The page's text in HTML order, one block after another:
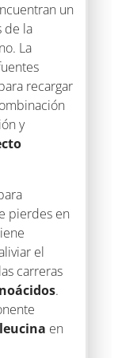
un
de la
La
recargar
y
pierdes en
el
carreras
.
en